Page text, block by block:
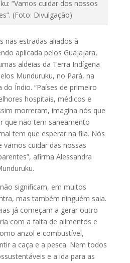
“Vamos cuidar dos nossos
(Foto: Divulgação)
nas estradas aliados à
aplicada pelos Guajajara,
aldeias da Terra Indígena
Munduruku, no Pará, na
do Índio. “Países de primeiro
hospitais, médicos e
morreram, imagina nós que
que não tem saneamento
tem que esperar na fila. Nós
cuidar das nossas
afirma Alessandra
significam, em muitos
mas também ninguém saia.
já começam a gerar outro
com a falta de alimentos e
anzol e combustível,
a caça e a pesca. Nem todos
e a ida para as